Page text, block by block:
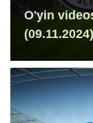
O'yin
(09.11.2024)